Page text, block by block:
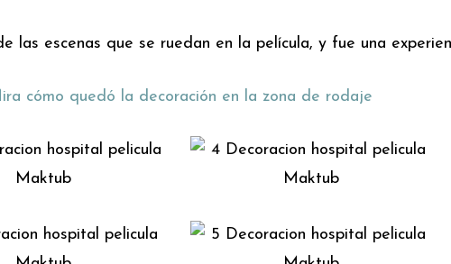
las escenas que se ruedan en la película, y fue una
cómo quedó la decoración en la zona de rodaje